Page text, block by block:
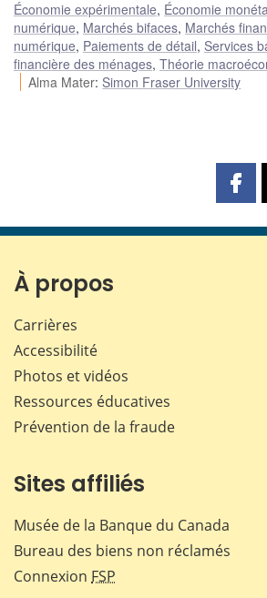
Économie expérimentale, Économie
numérique, Marchés bifaces, Marchés
numérique, Paiements de détail, Services
financière des ménages, Théorie
Alma Mater: Simon Fraser University
À propos
Carrières
Accessibilité
Photos et vidéos
Ressources éducatives
Prévention de la fraude
Sites affiliés
Musée de la Banque du Canada
Bureau des biens non réclamés
Connexion FSP